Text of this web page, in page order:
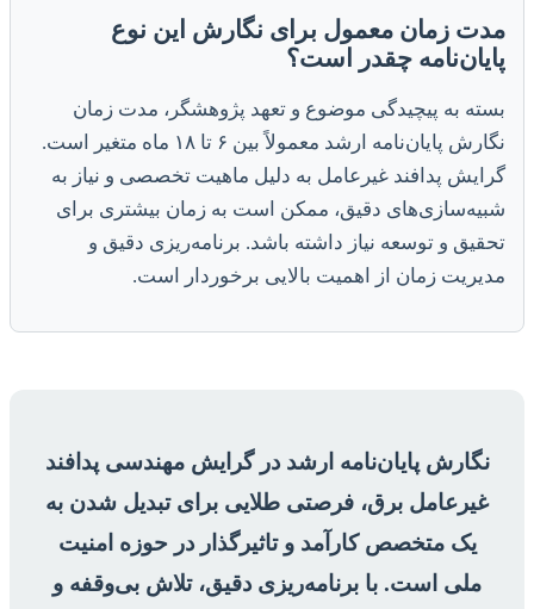
مدت زمان معمول برای نگارش این نوع
پایان‌نامه چقدر است؟
بسته به پیچیدگی موضوع و تعهد پژوهشگر، مدت زمان
نگارش پایان‌نامه ارشد معمولاً بین ۶ تا ۱۸ ماه متغیر است.
گرایش پدافند غیرعامل به دلیل ماهیت تخصصی و نیاز به
شبیه‌سازی‌های دقیق، ممکن است به زمان بیشتری برای
تحقیق و توسعه نیاز داشته باشد. برنامه‌ریزی دقیق و
مدیریت زمان از اهمیت بالایی برخوردار است.
نگارش پایان‌نامه ارشد در گرایش مهندسی پدافند
غیرعامل برق، فرصتی طلایی برای تبدیل شدن به
یک متخصص کارآمد و تاثیرگذار در حوزه امنیت
ملی است. با برنامه‌ریزی دقیق، تلاش بی‌وقفه و